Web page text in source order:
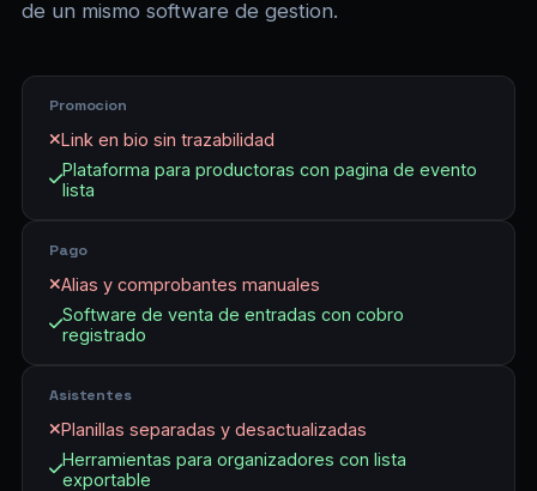
de un mismo software de gestion.
Promocion
Link en bio sin trazabilidad
Plataforma para productoras con pagina de evento
lista
Pago
Alias y comprobantes manuales
Software de venta de entradas con cobro
registrado
Asistentes
Planillas separadas y desactualizadas
Herramientas para organizadores con lista
exportable